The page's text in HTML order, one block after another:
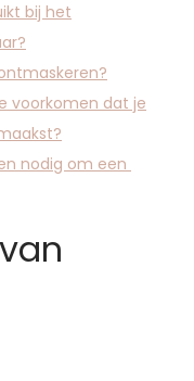
bij het
voorkomen dat je
nodig om een